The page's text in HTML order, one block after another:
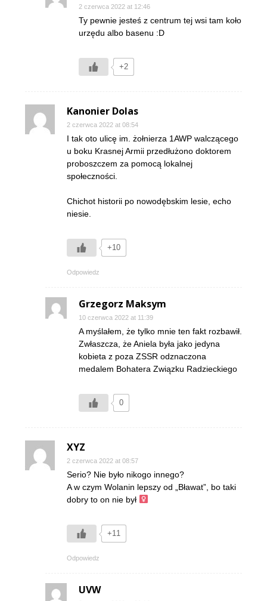
2 czerwca 2022 at 12:46
Ty pewnie jesteś z centrum tej wsi tam koło
urzędu albo basenu :D
+2
Kanonier Dolas
2 czerwca 2022 at 08:54
I tak oto ulicę im. żołnierza 1AWP walczącego
u boku Krasnej Armii przedłużono doktorem
proboszczem za pomocą lokalnej
społeczności.
Chichot historii po nowodębskim lesie, echo
niesie.
+10
Odpowiedz
Grzegorz Maksym
10 czerwca 2022 at 11:39
A myślałem, że tylko mnie ten fakt rozbawił.
Zwłaszcza, że Aniela była jako jedyna
kobieta z poza ZSSR odznaczona
medalem Bohatera Związku Radzieckiego
0
XYZ
2 czerwca 2022 at 08:57
Serio? Nie było nikogo innego?
A w czym Wolanin lepszy od „Bławat”, bo taki
dobry to on nie był ‍
+11
Odpowiedz
UVW